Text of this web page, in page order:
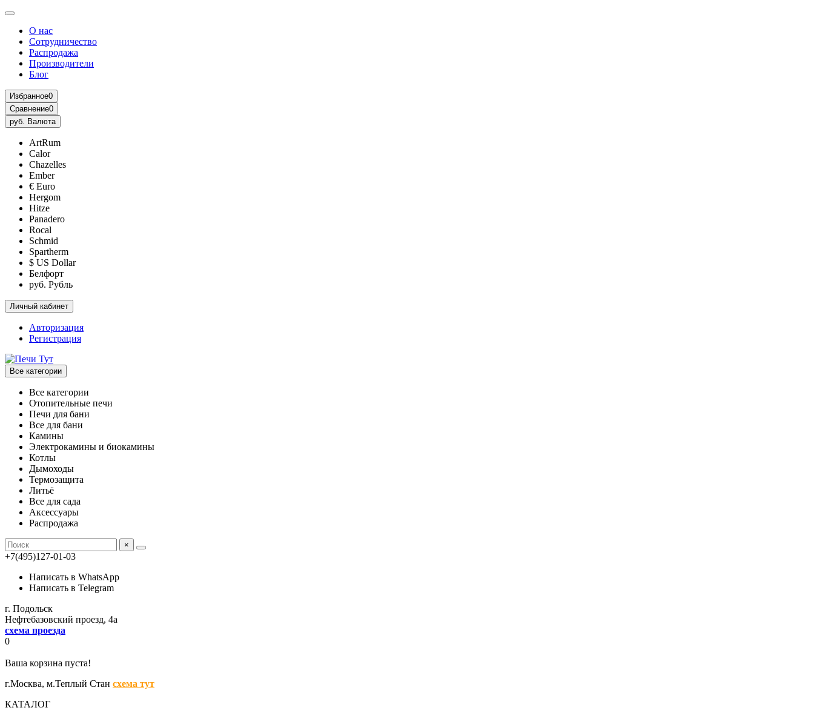
О нас
Сотрудничество
Распродажа
Производители
Блог
Избранное0
Сравнение0
руб. Валюта
ArtRum
Calor
Chazelles
Ember
€ Euro
Hergom
Hitze
Panadero
Rocal
Schmid
Spartherm
$ US Dollar
Белфорт
руб. Рубль
Личный кабинет
Авторизация
Регистрация
Все категории
Все категории
Отопительные печи
Печи для бани
Все для бани
Камины
Электрокамины и биокамины
Котлы
Дымоходы
Термозащита
Литьё
Все для сада
Аксессуары
Распродажа
×
+7(495)127-01-03
Написать в WhatsApp
Написать в Telegram
г. Подольск
Нефтебазовский проезд, 4а
схема проезда
0
Ваша корзина пуста!
г.Москва, м.Теплый Стан схема тут
КАТАЛОГ